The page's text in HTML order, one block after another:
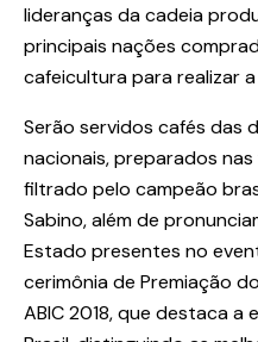
lideranças da cadeia
principais nações
cafeicultura para realizar
Serão servidos cafés das
nacionais, preparados
filtrado pelo campeão
Sabino, além de
Estado presentes no
cerimônia de Premiação
ABIC 2018, que destaca a